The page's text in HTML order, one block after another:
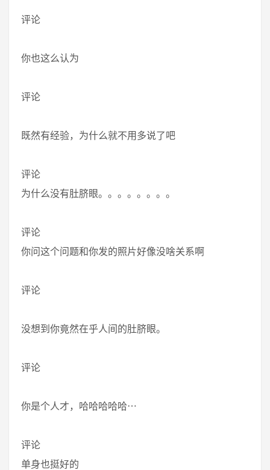
评论
你也这么认为
评论
既然有经验，为什么就不用多说了吧
评论
为什么没有肚脐眼。。。。。。。。
评论
你问这个问题和你发的照片好像没啥关系啊
评论
没想到你竟然在乎人间的肚脐眼。
评论
你是个人才，哈哈哈哈哈⋯
评论
单身也挺好的